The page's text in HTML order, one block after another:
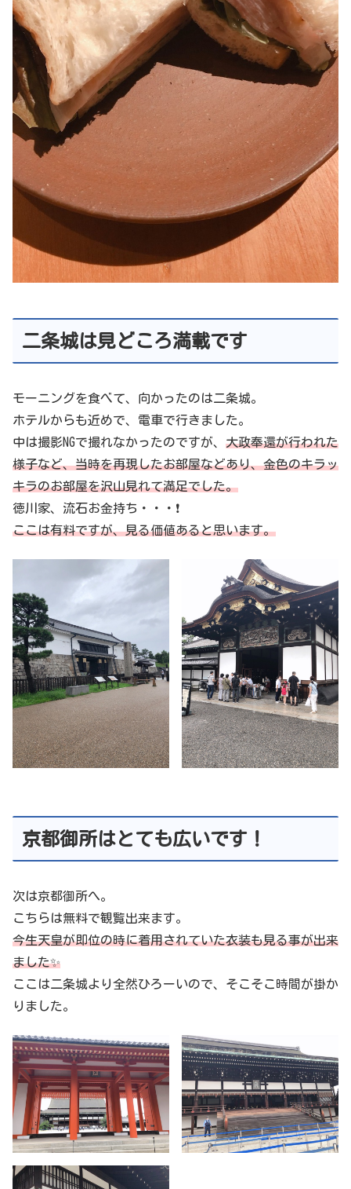
二条城は見どころ満載です
モーニングを食べて、向かったのは二条城。
ホテルからも近めで、電車で行きました。
中は撮影NGで撮れなかったのですが、 大政奉還が行われた
様子など、当時を再現したお部屋などあり、金色のキラッ
キラのお部屋を沢山見れて満足でした。
徳川家、流石お金持ち・・・❗
ここは有料ですが、見る価値あると思います。
京都御所はとても広いです！
次は京都御所へ。
こちらは無料で観覧出来ます。
今生天皇が即位の時に着用されていた衣装も見る事が出来
ました✨
ここは二条城より全然ひろーいので、そこそこ時間が掛か
りました。